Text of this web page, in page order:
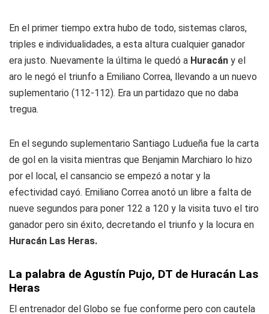
En el primer tiempo extra hubo de todo, sistemas claros,
triples e individualidades, a esta altura cualquier ganador
era justo. Nuevamente la última le quedó a Huracán y el
aro le negó el triunfo a Emiliano Correa, llevando a un nuevo
suplementario (112-112). Era un partidazo que no daba
tregua.
En el segundo suplementario Santiago Ludueña fue la carta
de gol en la visita mientras que Benjamin Marchiaro lo hizo
por el local, el cansancio se empezó a notar y la
efectividad cayó. Emiliano Correa anotó un libre a falta de
nueve segundos para poner 122 a 120 y la visita tuvo el tiro
ganador pero sin éxito, decretando el triunfo y la locura en
Huracán Las Heras.
La palabra de Agustín Pujo, DT de Huracán Las
Heras
El entrenador del Globo se fue conforme pero con cautela